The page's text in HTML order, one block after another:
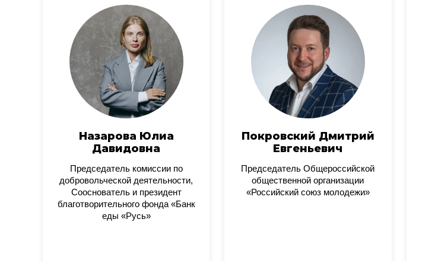
Назарова Юлиа
Давидовна
Председатель комиссии по
добровольческой деятельности,
Сооснователь и президент
благотворительного фонда «Банк
еды «Русь»
Покровский Дмитрий
Евгеньевич
Председатель Общероссийской
общественной организации
«Российский союз молодежи»